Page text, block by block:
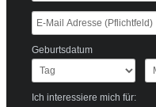
Geburtsdatum
Ich interessiere mich für: